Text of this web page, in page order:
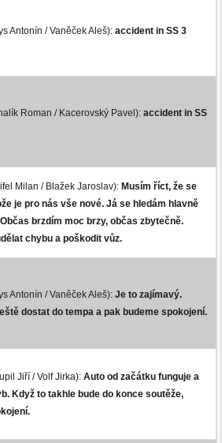
Antonín / Vaněček Aleš): accident in SS 3
Roman / Kacerovský Pavel): accident in SS
Milan / Blažek Jaroslav): Musím říct, že se
je pro nás vše nové. Já se hledám hlavně
brzdím moc brzy, občas zbytečně.
chybu a poškodit vůz.
Antonín / Vaněček Aleš): Je to zajímavý.
dostat do tempa a pak budeme spokojení.
Jiří / Volf Jirka): Auto od začátku funguje a
Když to takhle bude do konce soutěže,